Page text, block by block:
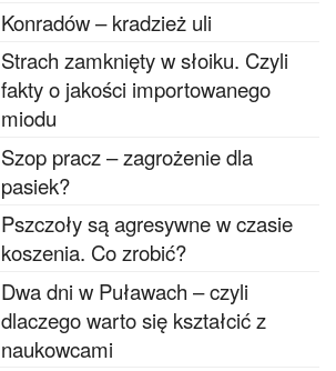
Konradów – kradzież uli
Strach zamknięty w słoiku. Czyli
fakty o jakości importowanego
miodu
Szop pracz – zagrożenie dla
pasiek?
Pszczoły są agresywne w czasie
koszenia. Co zrobić?
Dwa dni w Puławach – czyli
dlaczego warto się kształcić z
naukowcami